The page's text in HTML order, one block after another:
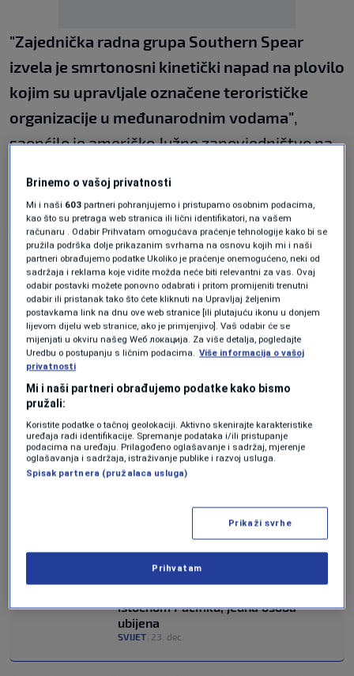
"Zajednička radna grupa Southern Spear
izvela je smrtonosni kinetički napad na plovilo
kojim su upravljale označene terorističke
organizacije u međunarodnim vodama"
saopćilo je američko Južno zapovjedništvo na
On Dec. 29, at the direction of@SecWarPete Hegseth,
Joint Task Force Southern Spear conducted a lethal
kinetic strike on a vessel operated by Designated
Terrorist Organizations in international waters.
Intelligence confirmed the vessel was transiting along
known…pic.twitter.com/69ywxXk30N
— U.S. Southern Command (@Southcom)December 29,
2025
Ukupno je najmanje 107 osoba ubijeno u
američkim napadima usmjerenim na brodove
koje Washington, bez iznošenja dokaza,
optužuje za "trgovinu drogom“.
Podsjetimo da je Amerika 22. decembra izvela
koji se sumnjalo da krijumčari drogu. Tom
prilikom je ubijena jedna osoba.
istočnom Pacifiku, jedna osoba
ubijena
SVIJET 23. dec.
Brinemo o vašoj privatnosti
Mi i naši 603 partneri pohranjujemo i pristupamo osobnim podacima,
kao što su pretraga web stranica ili lični identifikatori, na vašem
računaru . Odabir Prihvatam omogućava praćenje tehnologije kako bi se
pružila podrška dolje prikazanim svrhama na osnovu kojih mi i naši
partneri obrađujemo podatke Ukoliko je praćenje onemogućeno, neki od
sadržaja i reklama koje vidite možda neće biti relevantni za vas. Ovaj
odabir postavki možete ponovno odabrati i pritom promijeniti trenutni
odabir ili pristanak tako što ćete kliknuti na Upravljaj željenim
postavkama link na dnu ove web stranice [ili plutajuću ikonu u donjem
lijevom dijelu web stranice, ako je primjenjivo]. Vaš odabir će se
mijenjati u okviru našeg Wеб локација. Za više detalja, pogledajte
Uredbu o postupanju s ličnim podacima. Više informacija o vašoj
privatnosti
Mi i naši partneri obrađujemo podatke kako bismo
pružali:
Koristite podatke o tačnoj geolokaciji. Aktivno skenirajte karakteristike
uređaja radi identifikacije. Spremanje podataka i/ili pristupanje
podacima na uređaju. Prilagođeno oglašavanje i sadržaj, mjerenje
oglašavanja i sadržaja, istraživanje publike i razvoj usluga.
Spisak partnera (pružalaca usluga)
Prikaži svrhe
Prihvatam